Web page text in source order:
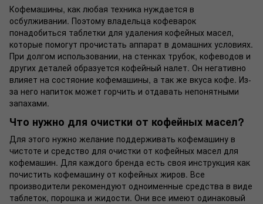
Кофемашины, как любая техника нуждается в
осбулживании. Поэтому владельца кофеварок
понадобиться таблетки для удаления кофейных масел,
которые помогут прочистать аппарат в домашних условиях.
При долгом использовании, на стенках трубок, кофеводов и
других деталей образуется кофейный налет. Он негативно
влияет на состяоние кофемашины, а так же вкуса кофе. Из-
за него напиток может горчить и отдавать непонятными
запахами.
Что нужно для очистки от кофейных масел?
Для этого нужно желание поддерживать кофемашину в
чистоте и средство для очистки от кофейных масел для
кофемашин. Для каждого бренда есть своя инструкция как
почистить кофемашину от кофейных жиров. Все
производители рекомендуют одноименные средства в виде
таблеток, порошка и жидости. Они все имеют одинаковый